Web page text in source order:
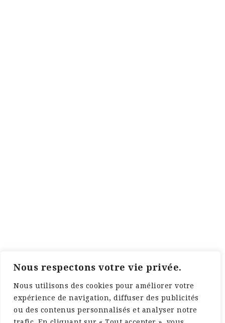
Nous respectons votre vie privée.
Nous utilisons des cookies pour améliorer votre
expérience de navigation, diffuser des publicités
ou des contenus personnalisés et analyser notre